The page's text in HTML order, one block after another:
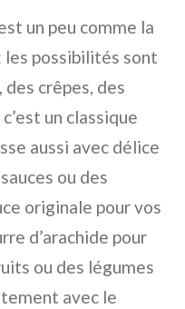
un peu comme la
les possibilités sont
crêpes, des
un classique
aussi avec délice
ou des
originale pour vos
d’arachide pour
ou des légumes
avec le